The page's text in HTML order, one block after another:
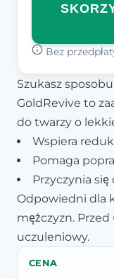
Bez
Szukasz
GoldRevive to
do twarzy o
Wspiera
Pomaga
Przyczynia
Odpowiedni dla
mężczyzn.
uczuleniowy.
CENA